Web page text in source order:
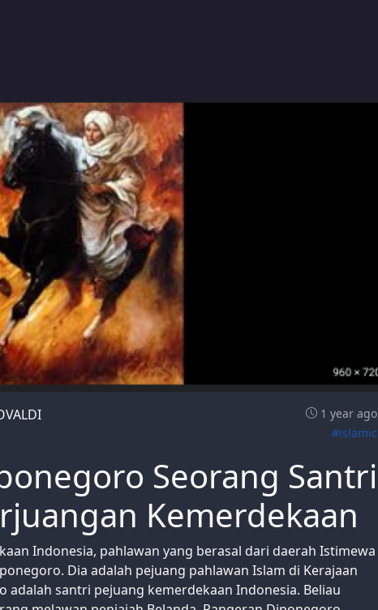
1 year ago
#islamic
Seorang Santri
Kemerdekaan
Indonesia, pahlawan yang berasal dari daerah Istimewa
Dia adalah pejuang pahlawan Islam di Kerajaan
adalah santri pejuang kemerdekaan Indonesia. Beliau